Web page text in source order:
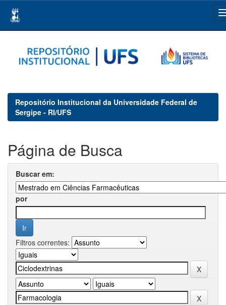
navigation
Repositório Institucional da Universidade Federal de
Sergipe - RI/UFS
Página de Busca
Buscar em:
por
Filtros correntes: